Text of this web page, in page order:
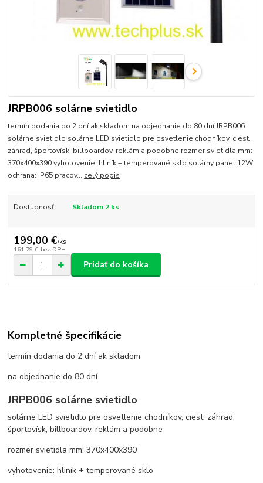
JRPB006 solárne svietidlo
termín dodania do 2 dní ak skladom na objednanie do 80 dní JRPB006
solárne svietidlo solárne LED svietidlo pre osvetlenie chodníkov, ciest,
záhrad, športovísk, billboardov, reklám a podobne rozmer svietidla mm:
370x400x390 vyhotovenie: hliník + temperované sklo solárny panel 12W
ochrana: IP65 pracov... celý popis
Dostupnosť Skladom 2 ks
199,00 €/ks
161,79 € bez DPH
Pridať do košíka
Kompletné špecifikácie
termín dodania do 2 dní ak skladom
na objednanie do 80 dní
JRPB006 solárne svietidlo
solárne LED svietidlo pre osvetlenie chodníkov, ciest, záhrad,
športovísk, billboardov, reklám a podobne
rozmer svietidla mm: 370x400x390
vyhotovenie: hliník + temperované sklo